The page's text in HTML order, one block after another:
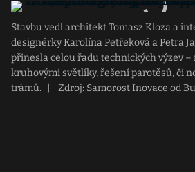
Stavbu vedl architekt Tomasz Kloza a
designérky Karolína Petřeková a Petra
přinesla celou řadu technických výzev –
kruhovými světlíky, řešení parotěsů, či
trámů.
Zdroj: Samorost Inovace od